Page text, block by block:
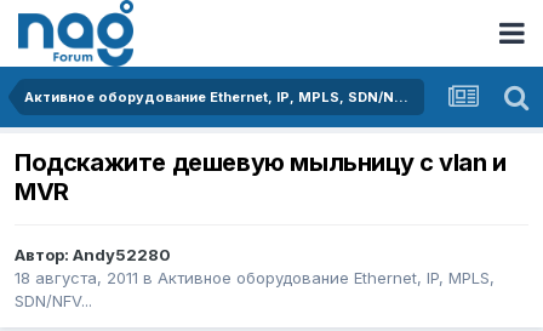
Активное оборудование Ethernet, IP, MPLS, SDN/NFV...
Подскажите дешевую мыльницу с vlan и
MVR
Автор: Andy52280
18 августа, 2011 в Активное оборудование Ethernet, IP, MPLS,
SDN/NFV...